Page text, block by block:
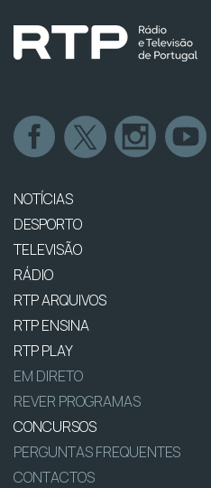
NOTÍCIAS
DESPORTO
TELEVISÃO
RÁDIO
RTP ARQUIVOS
RTP ENSINA
RTP PLAY
EM DIRETO
REVER PROGRAMAS
CONCURSOS
PERGUNTAS FREQUENTES
CONTACTOS